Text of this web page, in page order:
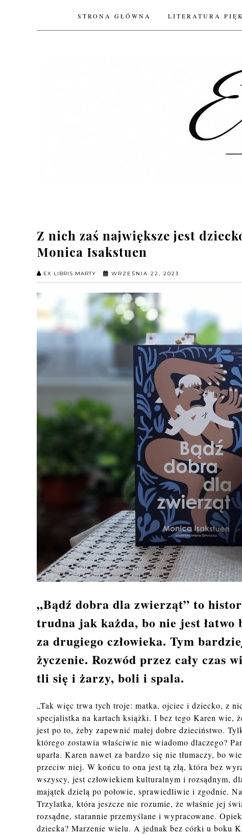
STRONA GŁÓWNA LITERATURA
Z nich zaś naj­więk­sze jest
Monica Isakstuen
EX LIBRIS MARTY WRZEŚNIA 22, 2023
„Bądź dobra dla zwierząt” to
trudna jak każda, bo nie jest łatwo
za drugiego człowieka. Tym
życzenie. Rozwód przez cały czas
tli się i żarzy, boli i spala.
„Tak więc trwa tych troje: matka, oj­ciec i dziec­ko, z
specjalistka na kartach książki. I bez tego Karen wie,
jest po to, żeby zapewnić małej dobre dzieciństwo.
którego zostawia właściwie nie wiadomo dlaczego?
upar­ła. Karen nawet za bardzo się nie tłumaczy, bo
przeciw niej. W końcu to ona jest tą złą, która bez
wszyscy, jest człowiekiem kulturalnym i rozsądnym,
majątek dzielą po połowie, sprawiedliwie i zgodnie.
Trzylatka, która jeszcze nie rozumie, że właśnie jej
rozsądne, starannie przemyślane i wypracowane.
dziecka? Marzenie wielu. A jednak bez córki u boku